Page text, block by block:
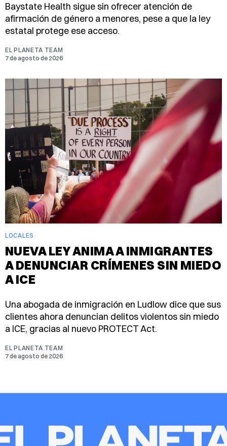
Baystate Health sigue sin ofrecer atención de
afirmación de género a menores, pese a que la ley
estatal protege ese acceso.
EL PLANETA TEAM
7 de agosto de 2026
LOCALES
NUEVA LEY ANIMA A INMIGRANTES
A DENUNCIAR CRÍMENES SIN MIEDO
A ICE
Una abogada de inmigración en Ludlow dice que sus
clientes ahora denuncian delitos violentos sin miedo
a ICE, gracias al nuevo PROTECT Act.
EL PLANETA TEAM
7 de agosto de 2026